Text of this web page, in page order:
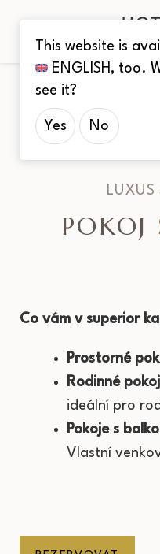
LUXUS
POKOJ
Co vám v superior
Prostorné
Rodinné
ideální pro
Pokoje s
Vlastní
This website is
ENGLISH , too.
see it?
Yes No